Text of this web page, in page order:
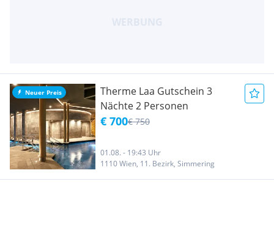
Neuer Preis
Therme Laa Gutschein 3
Nächte 2 Personen
€ 700€ 750
01.08. - 19:43 Uhr
1110 Wien, 11. Bezirk, Simmering